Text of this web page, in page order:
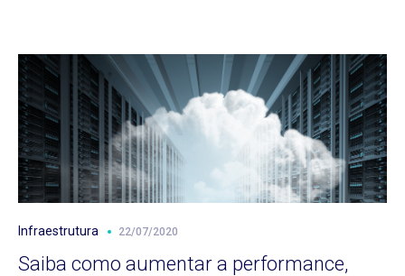
Infraestrutura 22/07/2020
Saiba como aumentar a performance,